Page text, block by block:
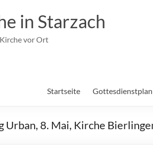
in Starzach
vor Ort
Startseite Gottesdienstplan
Urban, 8. Mai, Kirche